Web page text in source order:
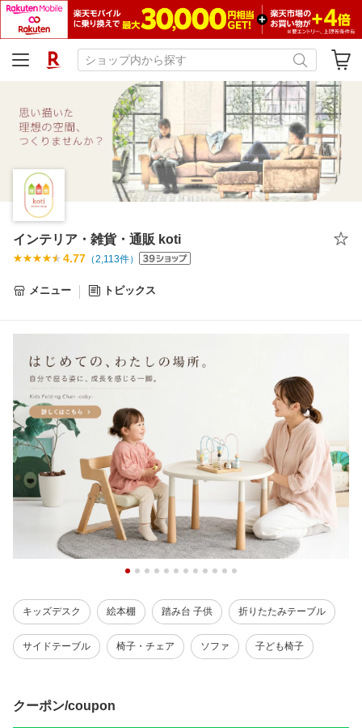
インテリア・雑貨・通販 koti
4.77 （2,113件）
メニュー トピックス
キッズデスク 絵本棚 踏み台 子供 折りたたみテーブル
サイドテーブル 椅子・チェア ソファ 子ども椅子
クーポン/coupon